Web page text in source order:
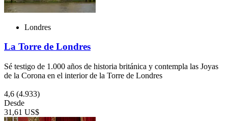
Londres
La Torre de Londres
Sé testigo de 1.000 años de historia británica y contempla las Joyas
de la Corona en el interior de la Torre de Londres
4,6 (4.933)
Desde
31,61 US$